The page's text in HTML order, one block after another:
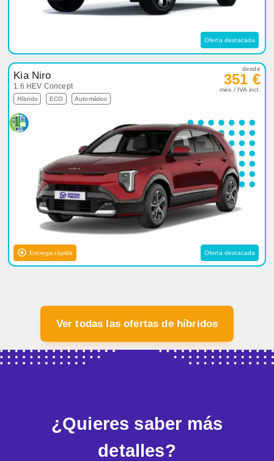
Oferta destacada
Kia Niro
1.6 HEV Concept
Híbrido ECO Automático
desde
351 €
mes / IVA incl.
Entrega rápida Oferta destacada
Ver todas las ofertas de híbridos
¿Quieres saber más
detalles?